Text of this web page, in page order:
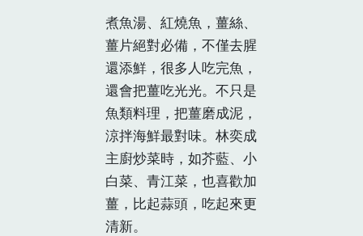
煮魚湯、紅燒魚，薑絲、
薑片絕對必備，不僅去腥
還添鮮，很多人吃完魚，
還會把薑吃光光。不只是
魚類料理，把薑磨成泥，
涼拌海鮮最對味。林奕成
主廚炒菜時，如芥藍、小
白菜、青江菜，也喜歡加
薑，比起蒜頭，吃起來更
清新。